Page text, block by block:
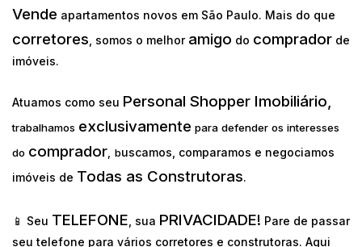
Vende apartamentos novos em São Paulo. Mais do que
corretores , somos o melhor amigo do comprador de
imóveis.
Atuamos como seu Personal Shopper Imobiliário,
trabalhamos exclusivamente para defender os interesses
do comprador, buscamos, comparamos e negociamos
imóveis de Todas as Construtoras.
📱 Seu TELEFONE , sua PRIVACIDADE! Pare de passar
seu telefone para vários corretores e construtoras. Aqui